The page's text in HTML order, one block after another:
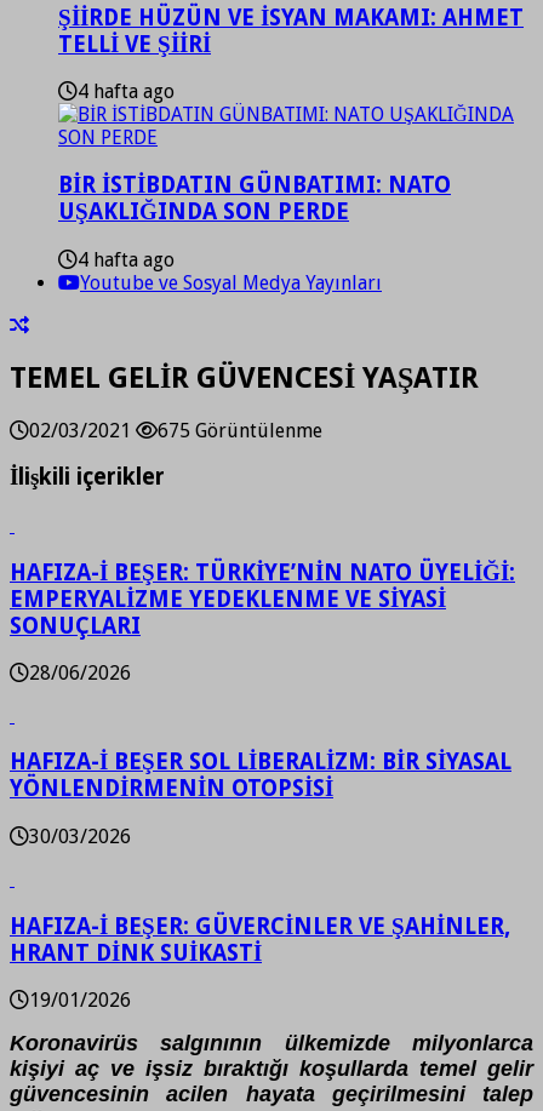
ŞİİRDE HÜZÜN VE İSYAN MAKAMI: AHMET
TELLİ VE ŞİİRİ
4 hafta ago
BİR İSTİBDATIN GÜNBATIMI: NATO
UŞAKLIĞINDA SON PERDE
4 hafta ago
Youtube ve Sosyal Medya Yayınları
TEMEL GELİR GÜVENCESİ YAŞATIR
02/03/2021 675 Görüntülenme
İlişkili içerikler
HAFIZA-İ BEŞER: TÜRKİYE’NİN NATO ÜYELİĞİ:
EMPERYALİZME YEDEKLENME VE SİYASİ
SONUÇLARI
28/06/2026
HAFIZA-İ BEŞER SOL LİBERALİZM: BİR SİYASAL
YÖNLENDİRMENİN OTOPSİSİ
30/03/2026
HAFIZA-İ BEŞER: GÜVERCİNLER VE ŞAHİNLER,
HRANT DİNK SUİKASTİ
19/01/2026
Koronavirüs salgınının ülkemizde milyonlarca
kişiyi aç ve işsiz bıraktığı koşullarda temel gelir
güvencesinin acilen hayata geçirilmesini talep